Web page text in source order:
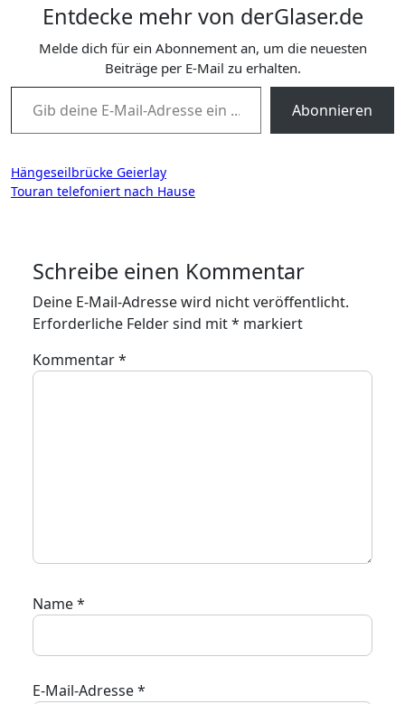
Entdecke mehr von derGlaser.de
Melde dich für ein Abonnement an, um die neuesten
Beiträge per E-Mail zu erhalten.
Gib deine E-Mail-Adresse ein ...
Abonnieren
Beitragsnavigation
Hängeseilbrücke Geierlay
Touran telefoniert nach Hause
Schreibe einen Kommentar
Deine E-Mail-Adresse wird nicht veröffentlicht.
Erforderliche Felder sind mit* markiert
Kommentar*
Name*
E-Mail-Adresse*